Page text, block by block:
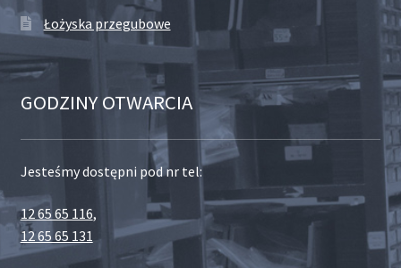
Łożyska przegubowe
GODZINY OTWARCIA
Jesteśmy dostępni pod nr tel:
12 65 65 116,
12 65 65 131